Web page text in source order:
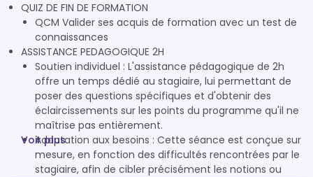
QUIZ DE FIN DE FORMATION
QCM Valider ses acquis de formation avec un test de
connaissances
ASSISTANCE PEDAGOGIQUE 2H
Soutien individuel : L'assistance pédagogique de 2h
offre un temps dédié au stagiaire, lui permettant de
poser des questions spécifiques et d'obtenir des
éclaircissements sur les points du programme qu'il ne
maîtrise pas entièrement.
Adaptation aux besoins : Cette séance est conçue sur
mesure, en fonction des difficultés rencontrées par le
stagiaire, afin de cibler précisément les notions ou
Voir plus